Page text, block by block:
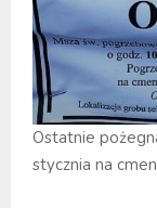
Ostatnie
stycznia na